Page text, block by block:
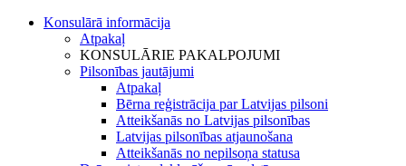
Konsulārā informācija
Atpakaļ
KONSULĀRIE PAKALPOJUMI
Pilsonības jautājumi
Atpakaļ
Bērna reģistrācija par Latvijas pilsoni
Atteikšanās no Latvijas pilsonības
Latvijas pilsonības atjaunošana
Atteikšanās no nepilsoņa statusa